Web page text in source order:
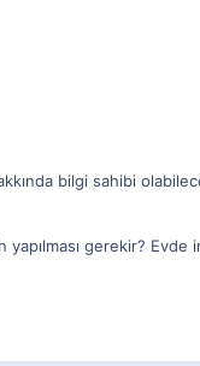
bilgi sahibi
gerekir? Evde